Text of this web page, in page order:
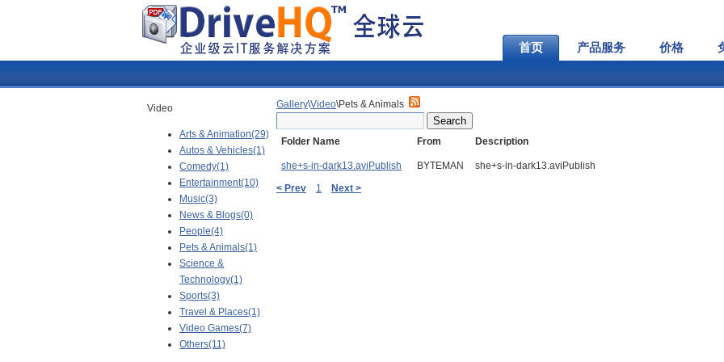
首页 产品服务 价格
Video
Arts & Animation(29)
Autos & Vehicles(1)
Comedy(1)
Entertainment(10)
Music(3)
News & Blogs(0)
People(4)
Pets & Animals(1)
Science &
Technology(1)
Sports(3)
Travel & Places(1)
Video Games(7)
Others(11)
Gallery\Video\Pets & Animals
Folder Name From Description
she+s-in-dark13.aviPublish BYTEMAN
she+s-in-dark13.aviPublish
< Prev
1 Next >